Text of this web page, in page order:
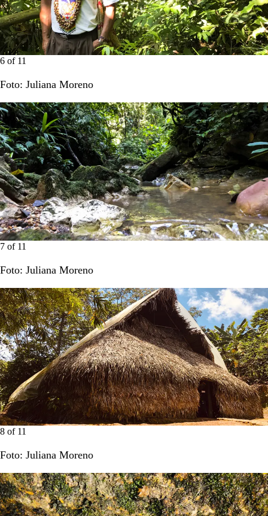
6 of 11
Foto: Juliana Moreno
7 of 11
Foto: Juliana Moreno
8 of 11
Foto: Juliana Moreno